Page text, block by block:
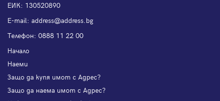
ЕИК: 130520890
Е-mail: address@address.bg
Телефон: 0888 11 22 00
Начало
Наеми
Защо да купя имот с Адрес?
Защо да наема имот с Адрес?